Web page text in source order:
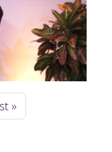
Seite
»